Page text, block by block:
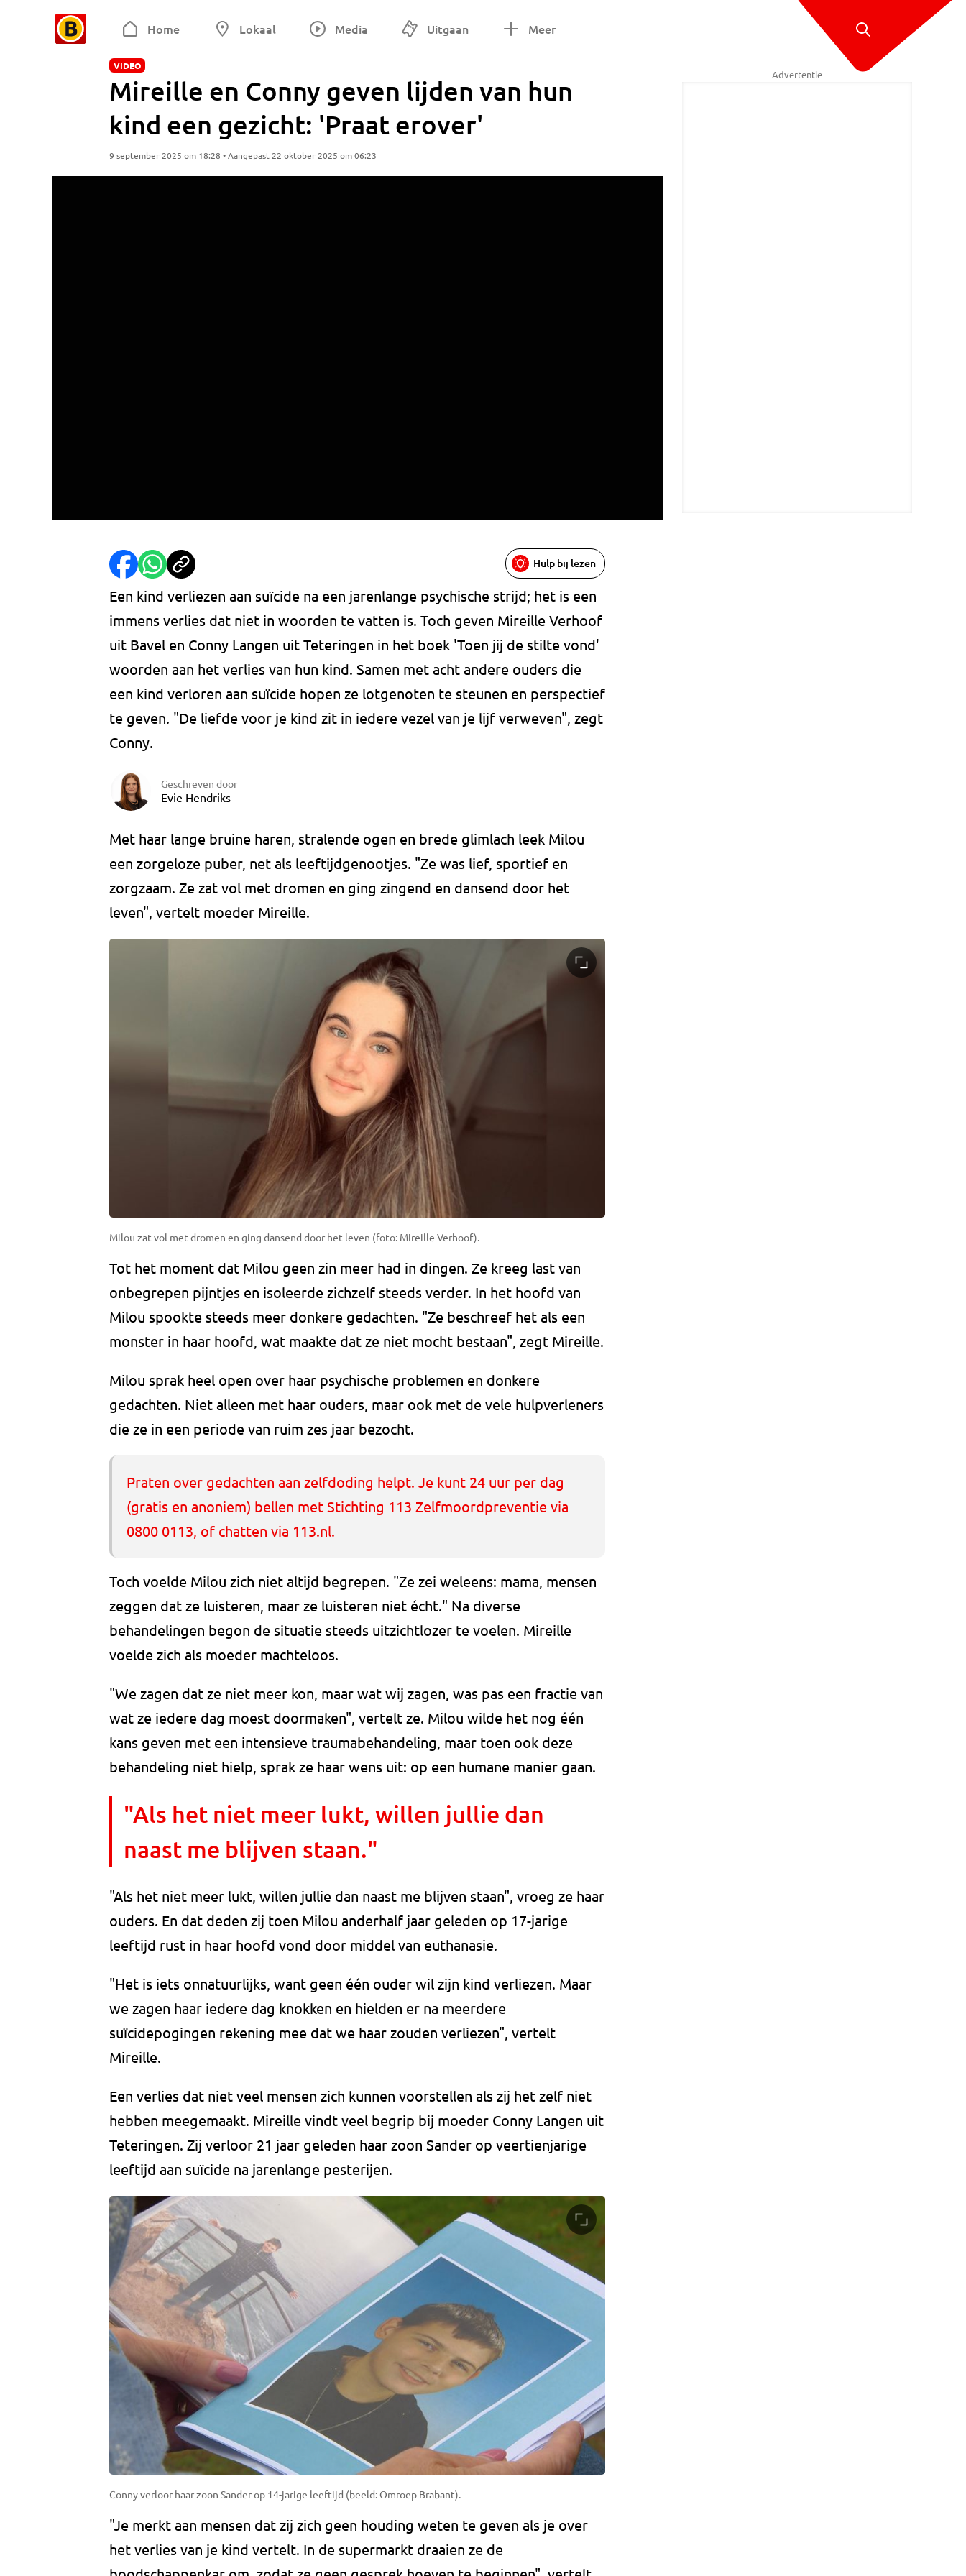
Home Lokaal Media Uitgaan Meer
VIDEO
Mireille en Conny geven lijden van hun
kind een gezicht: 'Praat erover'
9 september 2025 om 18:28 • Aangepast 22 oktober 2025 om 06:23
Hulp bij lezen
Een kind verliezen aan suïcide na een jarenlange psychische strijd; het is een
immens verlies dat niet in woorden te vatten is. Toch geven Mireille Verhoof
uit Bavel en Conny Langen uit Teteringen in het boek 'Toen jij de stilte vond'
woorden aan het verlies van hun kind. Samen met acht andere ouders die
een kind verloren aan suïcide hopen ze lotgenoten te steunen en perspectief
te geven. "De liefde voor je kind zit in iedere vezel van je lijf verweven", zegt
Conny.
Geschreven door
Evie Hendriks
Met haar lange bruine haren, stralende ogen en brede glimlach leek Milou
een zorgeloze puber, net als leeftijdgenootjes. "Ze was lief, sportief en
zorgzaam. Ze zat vol met dromen en ging zingend en dansend door het
leven", vertelt moeder Mireille.
Milou zat vol met dromen en ging dansend door het leven (foto: Mireille Verhoof).
Tot het moment dat Milou geen zin meer had in dingen. Ze kreeg last van
onbegrepen pijntjes en isoleerde zichzelf steeds verder. In het hoofd van
Milou spookte steeds meer donkere gedachten. "Ze beschreef het als een
monster in haar hoofd, wat maakte dat ze niet mocht bestaan", zegt Mireille.
Milou sprak heel open over haar psychische problemen en donkere
gedachten. Niet alleen met haar ouders, maar ook met de vele hulpverleners
die ze in een periode van ruim zes jaar bezocht.
Praten over gedachten aan zelfdoding helpt. Je kunt 24 uur per dag
(gratis en anoniem) bellen met Stichting 113 Zelfmoordpreventie via
0800 0113, of chatten via 113.nl.
Toch voelde Milou zich niet altijd begrepen. "Ze zei weleens: mama, mensen
zeggen dat ze luisteren, maar ze luisteren niet écht." Na diverse
behandelingen begon de situatie steeds uitzichtlozer te voelen. Mireille
voelde zich als moeder machteloos.
"We zagen dat ze niet meer kon, maar wat wij zagen, was pas een fractie van
wat ze iedere dag moest doormaken", vertelt ze. Milou wilde het nog één
kans geven met een intensieve traumabehandeling, maar toen ook deze
behandeling niet hielp, sprak ze haar wens uit: op een humane manier gaan.
"Als het niet meer lukt, willen jullie dan
naast me blijven staan."
"Als het niet meer lukt, willen jullie dan naast me blijven staan", vroeg ze haar
ouders. En dat deden zij toen Milou anderhalf jaar geleden op 17-jarige
leeftijd rust in haar hoofd vond door middel van euthanasie.
"Het is iets onnatuurlijks, want geen één ouder wil zijn kind verliezen. Maar
we zagen haar iedere dag knokken en hielden er na meerdere
suïcidepogingen rekening mee dat we haar zouden verliezen", vertelt
Mireille.
Een verlies dat niet veel mensen zich kunnen voorstellen als zij het zelf niet
hebben meegemaakt. Mireille vindt veel begrip bij moeder Conny Langen uit
Teteringen. Zij verloor 21 jaar geleden haar zoon Sander op veertienjarige
leeftijd aan suïcide na jarenlange pesterijen.
Conny verloor haar zoon Sander op 14-jarige leeftijd (beeld: Omroep Brabant).
"Je merkt aan mensen dat zij zich geen houding weten te geven als je over
het verlies van je kind vertelt. In de supermarkt draaien ze de
Advertentie